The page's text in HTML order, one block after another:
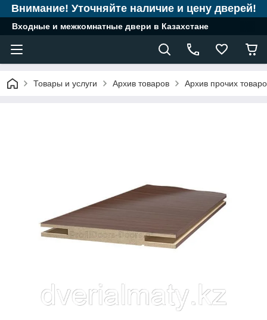
Внимание! Уточняйте наличие и цену дверей!
Входные и межкомнатные двери в Казахстане
Товары и услуги Архив товаров Архив прочих